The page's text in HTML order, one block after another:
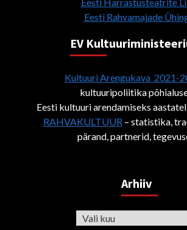
Eesti Rahvamajade
EV
Kultuuri Arengukava 2021-
kultuuripoliitika
Eesti kultuuri arendamiseks
RAHVAKULTUUR– statistika,
pärand, partnerid,
Arhiiv
Arhiiv